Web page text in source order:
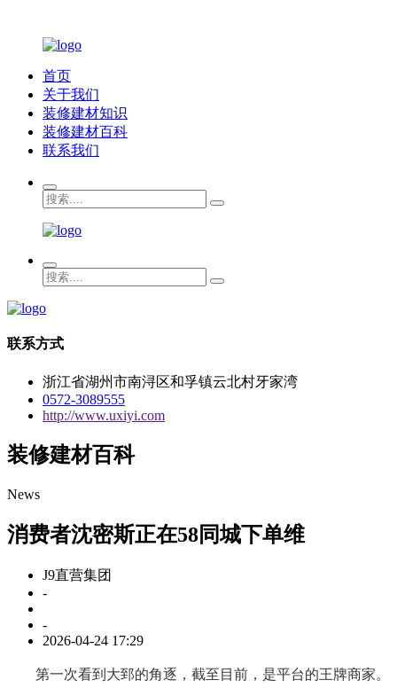
首页
关于我们
装修建材知识
装修建材百科
联系我们
联系方式
浙江省湖州市南浔区和孚镇云北村牙家湾
0572-3089555
http://www.uxiyi.com
装修建材百科
News
消费者沈密斯正在58同城下单维
J9直营集团
-
-
2026-04-24 17:29
第一次看到大郅的角逐，截至目前，是平台的王牌商家。